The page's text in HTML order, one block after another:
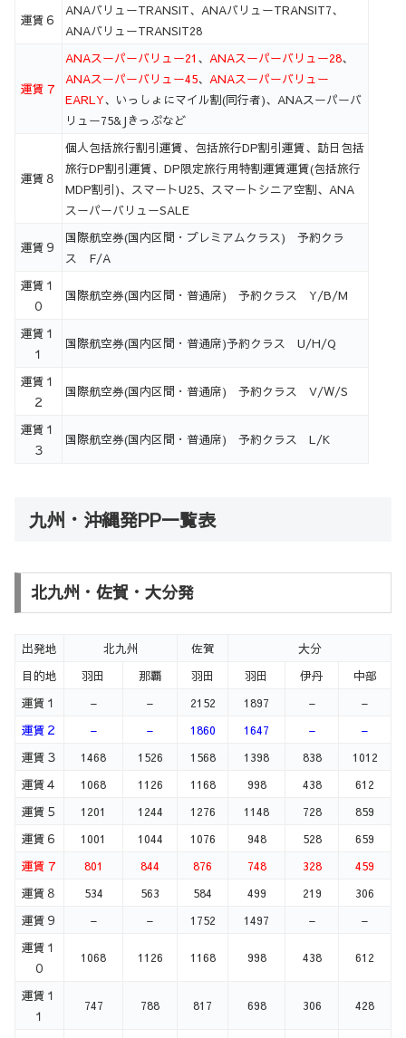
運賃６
ANAバリューTRANSIT、ANAバリューTRANSIT7、
ANAバリューTRANSIT28
運賃７
ANAスーパーバリュー21 、 ANAスーパーバリュー28、
ANAスーパーバリュー45、 ANAスーパーバリュー
EARLY、いっしょにマイル割(同行者)、ANAスーパーバ
リュー75&Jきっぷなど
運賃８
個人包括旅行割引運賃、包括旅行DP割引運賃、訪日包括
旅行DP割引運賃、DP限定旅行用特割運賃運賃(包括旅行
MDP割引)、スマートU25、スマートシニア空割、ANA
スーパーバリューSALE
運賃９
国際航空券(国内区間・プレミアムクラス) 予約クラ
ス F/A
運賃１
０
国際航空券(国内区間・普通席) 予約クラス Y/B/M
運賃１
１
国際航空券(国内区間・普通席)予約クラス U/H/Q
運賃１
２
国際航空券(国内区間・普通席) 予約クラス V/W/S
運賃１
３
国際航空券(国内区間・普通席) 予約クラス L/K
九州・沖縄発PP一覧表
北九州・佐賀・大分発
出発地 北九州 佐賀
大分
目的地
羽田 那覇 羽田 羽田 伊丹
中部
運賃１
– – 2152 1897 –
–
運賃２
– – 1860 1647 –
–
運賃３
1468 1526 1568 1398 838
1012
運賃４
1068 1126 1168 998 438
612
運賃５
1201 1244 1276 1148 728
859
運賃６
1001 1044 1076 948 528
659
運賃７
801 844 876 748 328
459
運賃８
534 563 584 499 219
306
運賃９
– – 1752 1497 –
–
運賃１
０
1068 1126 1168 998 438 612
運賃１
１
747 788 817 698 306 428